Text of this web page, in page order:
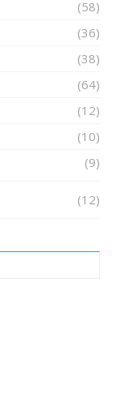
(58)
(36)
(38)
(64)
(12)
(10)
(9)
(12)